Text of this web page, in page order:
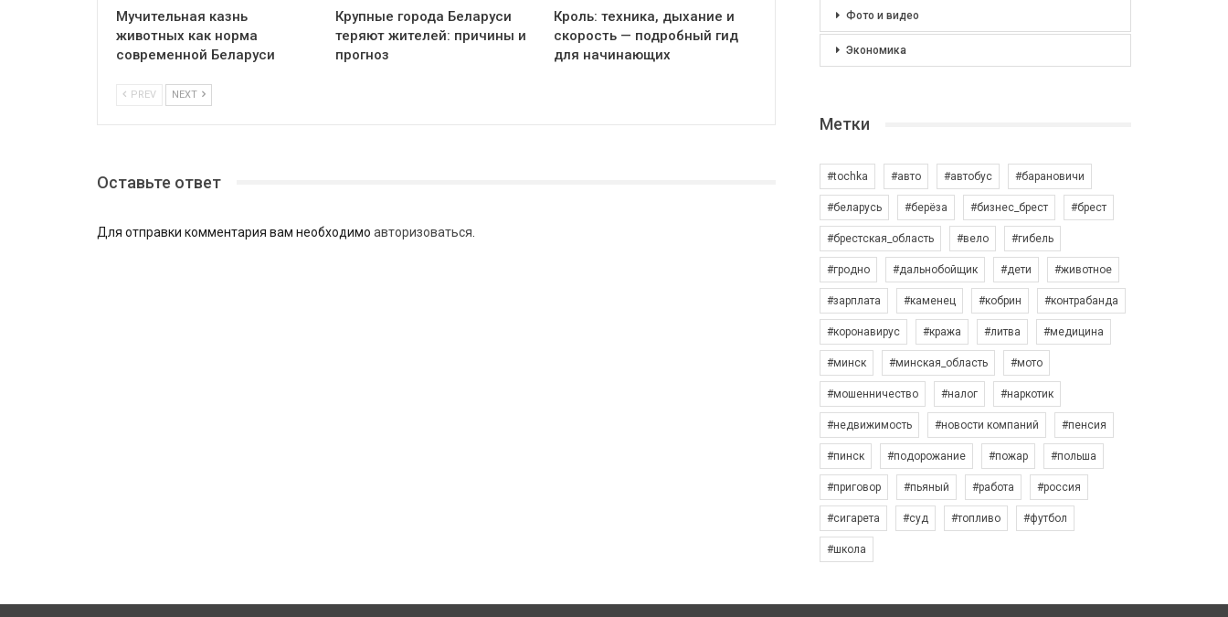
Мучительная казнь
животных как норма
современной Беларуси
Крупные города Беларуси
теряют жителей: причины и
прогноз
Кроль: техника, дыхание и
скорость — подробный гид
для начинающих
PREV NEXT
Оставьте ответ
Для отправки комментария вам необходимо авторизоваться
Фото и видео
Экономика
Метки
#tochka #авто #автобус #барановичи
#беларусь #берёза #бизнес_брест #брест
#брестская_область #вело #гибель
#гродно #дальнобойщик #дети #животное
#зарплата #каменец #кобрин #контрабанда
#коронавирус #кража #литва #медицина
#минск #минская_область #мото
#мошенничество #налог #наркотик
#недвижимость #новости компаний #пенсия
#пинск #подорожание #пожар #польша
#приговор #пьяный #работа #россия
#сигарета #суд #топливо #футбол
#школа